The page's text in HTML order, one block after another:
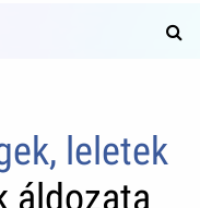
leletek
áldozata